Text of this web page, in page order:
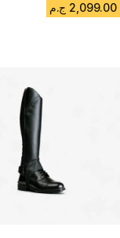
2,099.00 ج.م